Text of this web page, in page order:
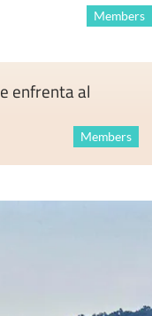
Members
enfrenta al
Members